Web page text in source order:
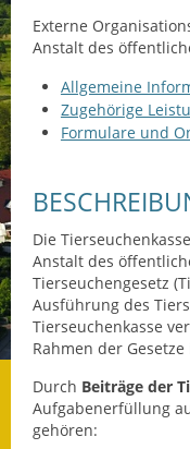
Externe
Anstalt des
Allgemeine
Zugehörige
Formulare und
Die
Anstalt des
Tierseuchengesetz
Ausführung des
Tierseuchenkasse
Rahmen der
Durch Beiträge der
Aufgabenerfüllung
gehören: